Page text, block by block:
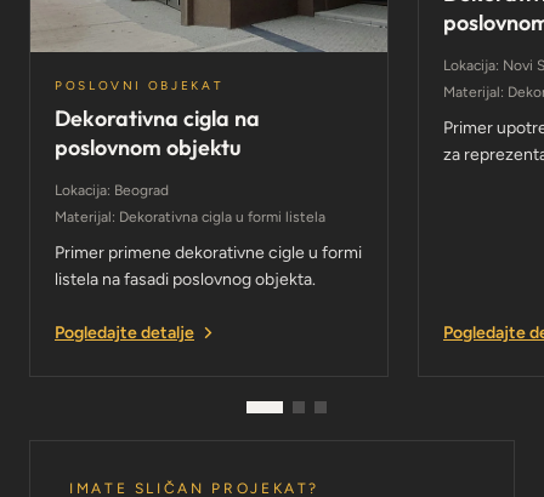
POSLOVNI OBJEKAT
Dekorativna cigla na
poslovnom objektu
Lokacija: Beograd
Materijal: Dekorativna cigla u formi listela
Primer primene dekorativne cigle u formi
listela na fasadi poslovnog objekta.
Pogledajte detalje
Lokacija: Novi
Materijal:
Primer
za
Pogledajte
IMATE SLIČAN PROJEKAT?